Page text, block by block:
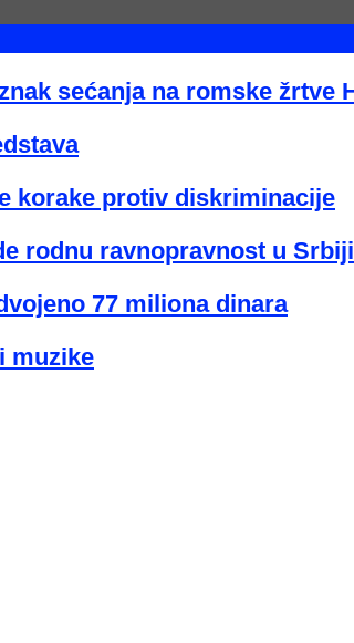
sećanja na romske žrtve
korake protiv diskriminacije
rodnu ravnopravnost u Srbiji
77 miliona dinara
muzike